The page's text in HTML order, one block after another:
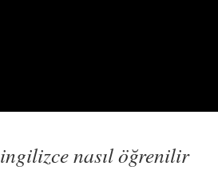
ingilizce nasıl öğrenilir